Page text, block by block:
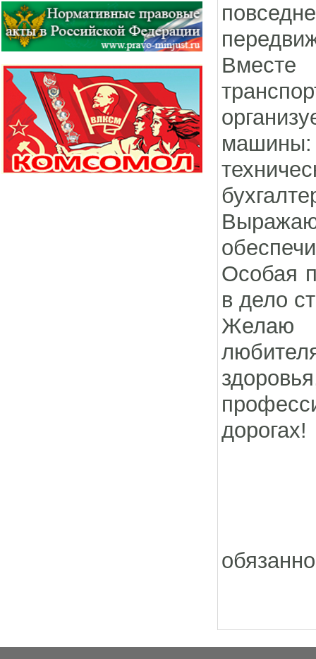
Вместе
Особая
в дело
Желаю
дорогах!